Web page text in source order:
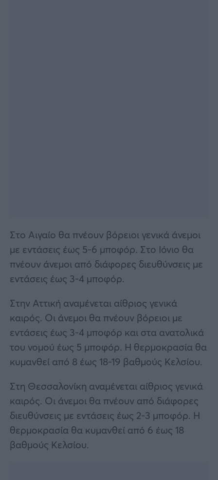
Στο Αιγαίο θα πνέουν βόρειοι γενικά άνεμοι
με εντάσεις έως 5-6 μποφόρ. Στο Ιόνιο θα
πνέουν άνεμοι από διάφορες διευθύνσεις με
εντάσεις έως 3-4 μποφόρ.
Στην Αττική αναμένεται αίθριος γενικά
καιρός. Οι άνεμοι θα πνέουν βόρειοι με
εντάσεις έως 3-4 μποφόρ και στα ανατολικά
του νομού έως 5 μποφόρ. Η θερμοκρασία θα
κυμανθεί από 8 έως 18-19 βαθμούς Κελσίου.
Στη Θεσσαλονίκη αναμένεται αίθριος γενικά
καιρός. Οι άνεμοι θα πνέουν από διάφορες
διευθύνσεις με εντάσεις έως 2-3 μποφόρ. Η
θερμοκρασία θα κυμανθεί από 6 έως 18
βαθμούς Κελσίου.